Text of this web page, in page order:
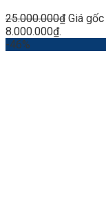
25.000.000₫ Giá
8.000.000₫.
-46%